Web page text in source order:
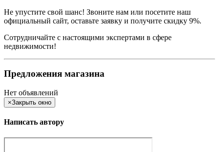
Не упустите свой шанс! Звоните нам или посетите наш
официальный сайт, оставьте заявку и получите скидку 9%.
Сотрудничайте с настоящими экспертами в сфере
недвижимости!
Предложения магазина
Нет объявлений
×Закрыть окно
Написать автору